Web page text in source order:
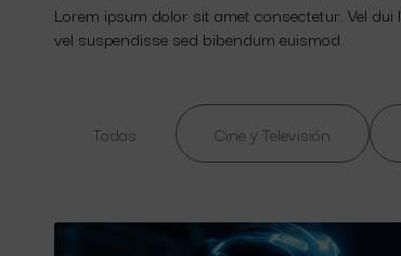
Lorem ipsum dolor sit amet consectetur. Vel
vel suspendisse sed bibendum euismod.
Todas Cine y Televisión